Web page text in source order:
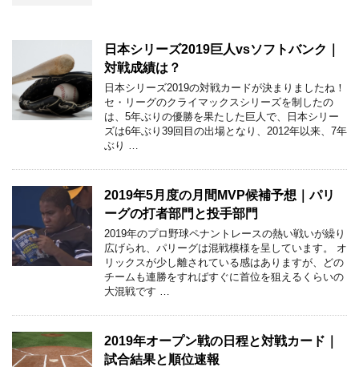
日本シリーズ2019巨人vsソフトバンク｜
対戦成績は？
日本シリーズ2019の対戦カードが決まりましたね！
セ・リーグのクライマックスシリーズを制したの
は、5年ぶりの優勝を果たした巨人で、日本シリー
ズは6年ぶり39回目の出場となり、2012年以来、7年
ぶり …
2019年5月度の月間MVP候補予想｜パリ
ーグの打者部門と投手部門
2019年のプロ野球ペナントレースの熱い戦いが繰り
広げられ、パリーグは混戦模様を呈しています。 オ
リックスが少し離されている感はありますが、どの
チームも連勝をすればすぐに首位を狙えるくらいの
大混戦です …
2019年オープン戦の日程と対戦カード｜
試合結果と順位速報